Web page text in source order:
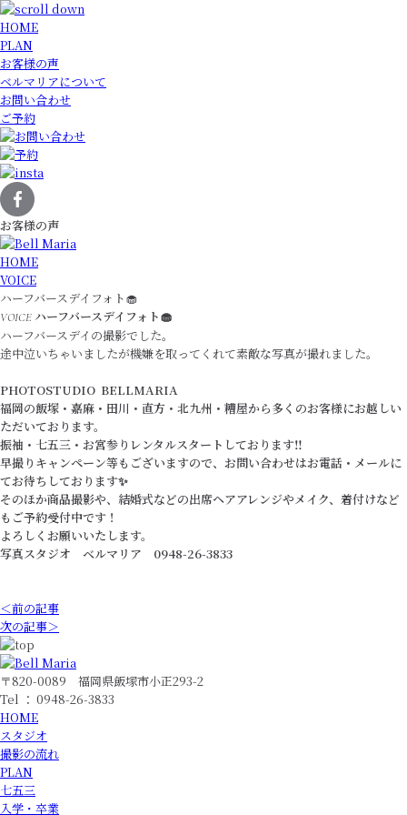
HOME
PLAN
お客様の声
ベルマリアについて
お問い合わせ
ご予約
お客様の声
HOME
VOICE
ハーフバースデイフォト🧁
VOICEハーフバースデイフォト🧁
ハーフバースデイの撮影でした。
途中泣いちゃいましたが機嫌を取ってくれて素敵な写真が撮れました。
PHOTOSTUDIO BELLMARIA
福岡の飯塚・嘉麻・田川・直方・北九州・糟屋から多くのお客様にお越しい
ただいております。
振袖・七五三・お宮参りレンタルスタートしております‼️
早撮りキャンペーン等もございますので、お問い合わせはお電話・メールに
てお待ちしております✨
そのほか商品撮影や、結婚式などの出席ヘアアレンジやメイク、着付けなど
もご予約受付中です！
よろしくお願いいたします。
写真スタジオ ベルマリア 0948-26-3833
＜前の記事
次の記事＞
〒820-0089 福岡県飯塚市小正293-2
Tel ： 0948-26-3833
HOME
スタジオ
撮影の流れ
PLAN
七五三
入学・卒業